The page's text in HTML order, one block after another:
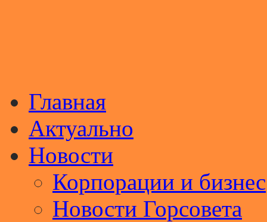
Главная
Актуально
Новости
Корпорации и бизнес
Новости Горсовета